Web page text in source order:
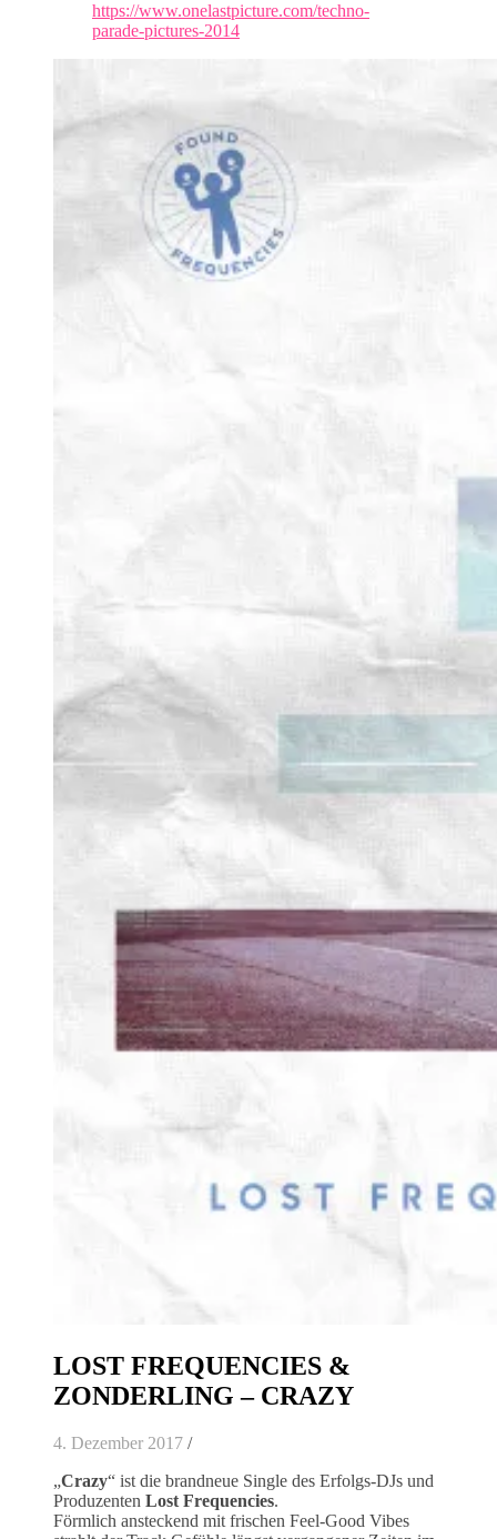
https://www.onelastpicture.com/techno-
parade-pictures-2014
LOST FREQUENCIES &
ZONDERLING – CRAZY
4. Dezember 2017 /
„Crazy“ ist die brandneue Single des Erfolgs-DJs und
Produzenten Lost Frequencies.
Förmlich ansteckend mit frischen Feel-Good Vibes